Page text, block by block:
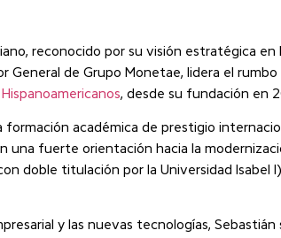
reconocido por su visión estratégica
General de Grupo Monetae, lidera el
, desde su fundación en
académica de prestigio
una fuerte orientación hacia la
doble titulación por la Universidad
y las nuevas tecnologías,